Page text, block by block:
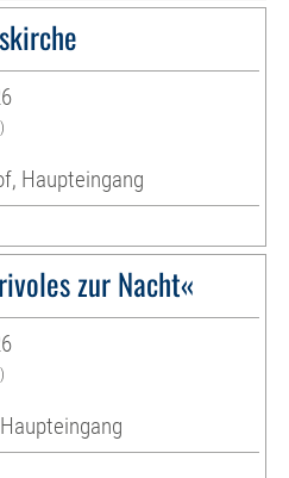
Haupteingang
zur Nacht«